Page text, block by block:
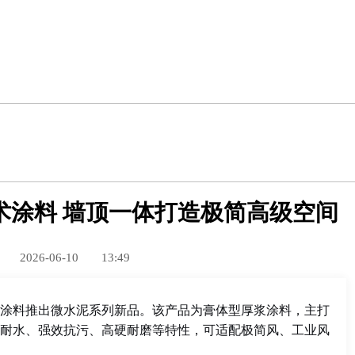
涂料 墙顶一体打造极简高级空间
2026-06-10 13:49
涂料推出微水泥系列新品。该产品为膏体型厚浆涂料，主打
水、强效抗污、高硬耐磨等特性，可适配极简风、工业风